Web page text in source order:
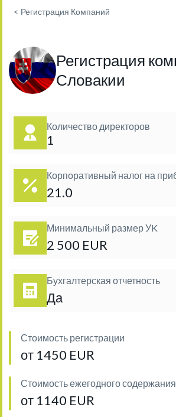
< Регистрация Компаний
Регистрация
Словакии
Количество директоров
1
Корпоративный налог на
21.0
Минимальный размер УK
2 500 EUR
Бухгалтерская отчетность
Да
Стоимость регистрации
от 1450 EUR
Стоимость ежегодного содержания
от 1140 EUR